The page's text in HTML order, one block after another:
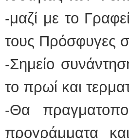
-μαζί με το
τους Πρόσφυγες
-Σημείο
το πρωί και
-Θα
προγράμματα